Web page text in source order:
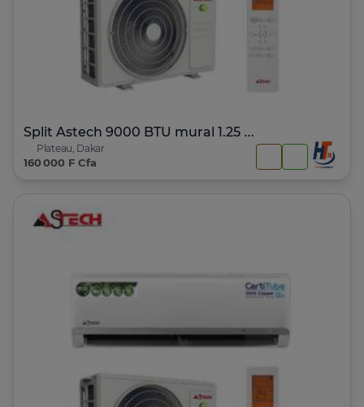
Split Astech 9000 BTU mural 1.25 Inverter +wifi
Plateau, Dakar
160 000 F Cfa